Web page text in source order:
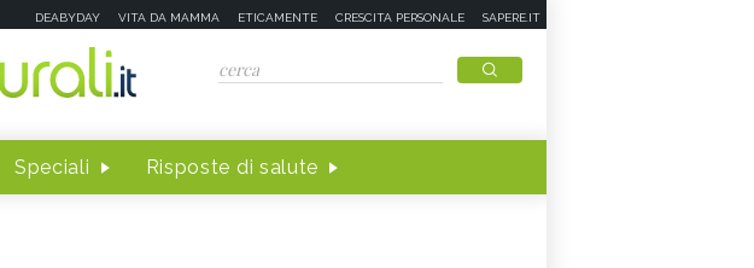
DEABYDAY VITA DA MAMMA ETICAMENTE CRESCITA PERSONALE SAPERE.IT
Speciali Risposte di salute